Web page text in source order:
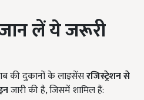
लें ये जरूरी
की दुकानों के लाइसेंसरजिस्ट्रेशन से
जारी की है, जिसमें शामिल हैं: